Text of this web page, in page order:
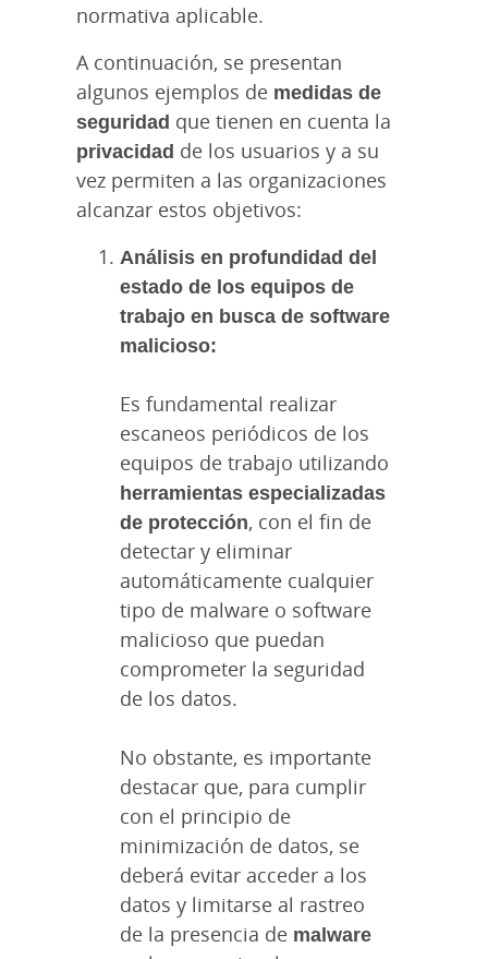
normativa aplicable.
A continuación, se presentan
algunos ejemplos de medidas de
seguridad que tienen en cuenta la
privacidad de los usuarios y a su
vez permiten a las organizaciones
alcanzar estos objetivos:
Análisis en profundidad del
estado de los equipos de
trabajo en busca de software
malicioso:
Es fundamental realizar
escaneos periódicos de los
equipos de trabajo utilizando
herramientas especializadas
de protección, con el fin de
detectar y eliminar
automáticamente cualquier
tipo de malware o software
malicioso que puedan
comprometer la seguridad
de los datos.
No obstante, es importante
destacar que, para cumplir
con el principio de
minimización de datos, se
deberá evitar acceder a los
datos y limitarse al rastreo
de la presencia de malware